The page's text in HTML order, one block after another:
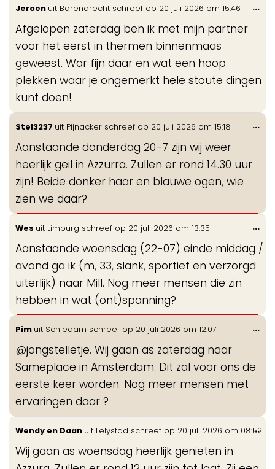
Jeroen uit Barendrecht schreef op 20 juli 2026 om 15:46
Afgelopen zaterdag ben ik met mijn partner
voor het eerst in thermen binnenmaas
geweest. War fijn daar en wat een hoop
plekken waar je ongemerkt hele stoute dingen
kunt doen!
...
Stel3237 uit Pijnacker schreef op 20 juli 2026 om 15:18
Aanstaande donderdag 20-7 zijn wij weer
heerlijk geil in Azzurra. Zullen er rond 14.30 uur
zijn! Beide donker haar en blauwe ogen, wie
zien we daar?
...
Wes uit Limburg schreef op 20 juli 2026 om 13:35
Aanstaande woensdag (22-07) einde middag /
avond ga ik (m, 33, slank, sportief en verzorgd
uiterlijk) naar Mill. Nog meer mensen die zin
hebben in wat (ont)spanning?
...
Pim uit Schiedam schreef op 20 juli 2026 om 12:07
@jongstelletje. Wij gaan as zaterdag naar
Sameplace in Amsterdam. Dit zal voor ons de
eerste keer worden. Nog meer mensen met
ervaringen daar ?
...
Wendy en Daan uit Lelystad schreef op 20 juli 2026 om 08:52
Wij gaan as woensdag heerlijk genieten in
...